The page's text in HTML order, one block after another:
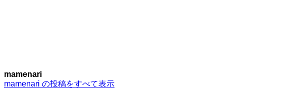
mamenari
mamenari の投稿をすべて表示